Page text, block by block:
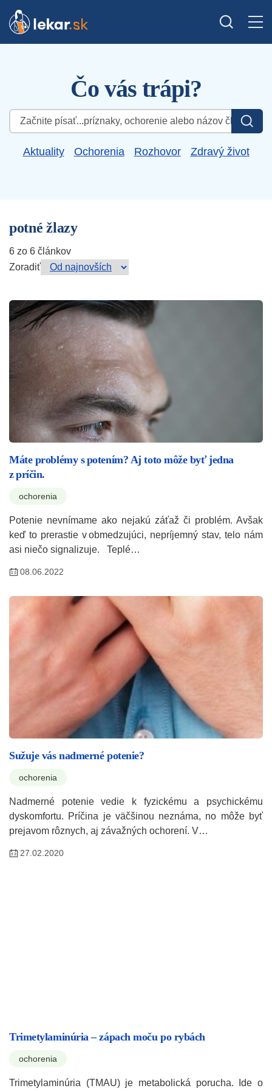
Čo vás trápi?
Hľadať:
Aktuality Ochorenia Rozhovor Zdravý život
potné žlazy
6 zo 6 článkov
Zoradiť
Máte problémy s potením? Aj toto môže byť jedna
z príčin.
ochorenia
Potenie nevnímame ako nejakú záťaž či problém. Avšak
keď to prerastie v obmedzujúci, nepríjemný stav, telo nám
asi niečo signalizuje. Teplé…
08.06.2022
Sužuje vás nadmerné potenie?
ochorenia
Nadmerné potenie vedie k fyzickému a psychickému
dyskomfortu. Príčina je väčšinou neznáma, no môže byť
prejavom rôznych, aj závažných ochorení. V…
27.02.2020
Trimetylaminúria – zápach moču po rybách
ochorenia
Trimetylaminúria (TMAU) je metabolická porucha. Ide o